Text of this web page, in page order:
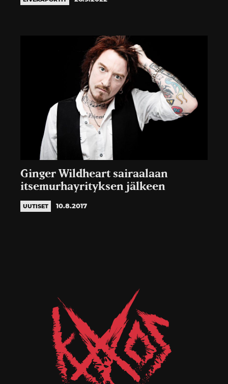
Ginger Wildheart sairaalaan
itsemurhayrityksen jälkeen
UUTISET 10.8.2017